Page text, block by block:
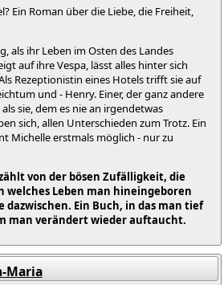
Ein Roman über die Liebe, die Freiheit,
als ihr Leben im Osten des Landes
auf ihre Vespa, lässt alles hinter sich
Rezeptionistin eines Hotels trifft sie auf
und - Henry. Einer, der ganz andere
sie, dem es nie an irgendetwas
sich, allen Unterschieden zum Trotz. Ein
Michelle erstmals möglich - nur zu
von der bösen Zufälligkeit, die
welches Leben man hineingeboren
dazwischen. Ein Buch, in das man tief
man verändert wieder auftaucht.
Maria